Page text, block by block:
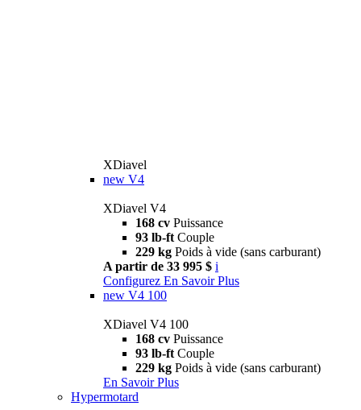
XDiavel
new V4
XDiavel V4
168 cv Puissance
93 lb-ft Couple
229 kg Poids à vide (sans carburant)
A partir de 33 995 $ i
Configurez En Savoir Plus
new V4 100
XDiavel V4 100
168 cv Puissance
93 lb-ft Couple
229 kg Poids à vide (sans carburant)
En Savoir Plus
Hypermotard